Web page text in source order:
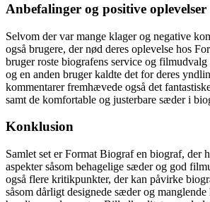
Anbefalinger og positive oplevelser
Selvom der var mange klager og negative
også brugere, der nød deres oplevelse hos
bruger roste biografens service og
og en anden bruger kaldte det for deres
kommentarer fremhævede også det
samt de komfortable og justerbare sæder i
Konklusion
Samlet set er Format Biograf en biograf, der
aspekter såsom behagelige sæder og god
også flere kritikpunkter, der kan påvirke
såsom dårligt designede sæder og manglende